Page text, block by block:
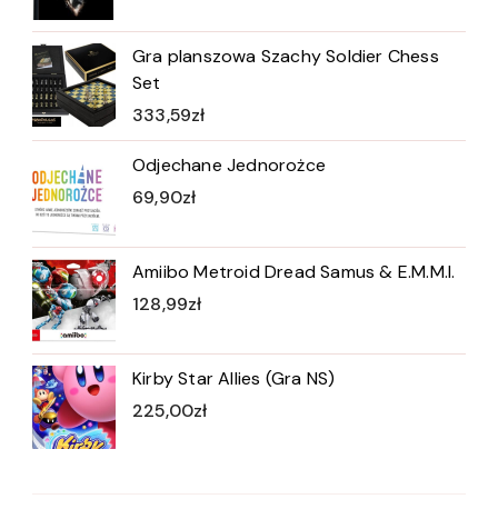
Gra planszowa Szachy Soldier Chess
Set
333,59zł
Odjechane Jednorożce
69,90zł
Amiibo Metroid Dread Samus & E.M.M.I.
128,99zł
Kirby Star Allies (Gra NS)
225,00zł